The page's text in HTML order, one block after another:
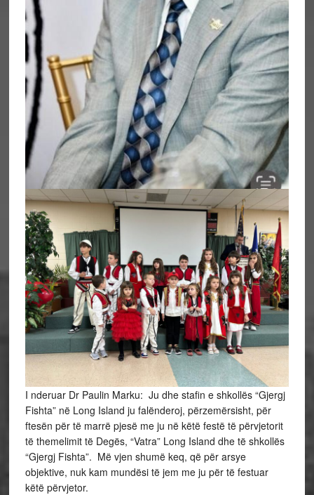
I nderuar Dr Paulin Marku: Ju dhe stafin e shkollës “Gjergj
Fishta” në Long Island ju falënderoj, përzemërsisht, për
ftesën për të marrë pjesë me ju në këtë festë të përvjetorit
të themelimit të Degës, “Vatra” Long Island dhe të shkollës
“Gjergj Fishta”. Më vjen shumë keq, që për arsye
objektive, nuk kam mundësi të jem me ju për të festuar
këtë përvjetor.